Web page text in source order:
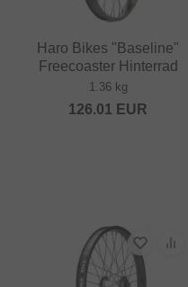
Haro Bikes "Baseline"
Freecoaster Hinterrad
1.36 kg
126.01 EUR